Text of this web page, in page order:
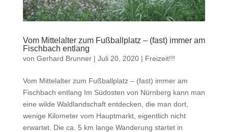
Vom Mittelalter zum Fußballplatz – (fast) immer am
Fischbach entlang
von Gerhard Brunner| Juli 20, 2020| Freizeit!!!
Vom Mittelalter zum Fußballplatz – (fast) immer am
Fischbach entlang Im Südosten von Nürnberg kann man
eine wilde Waldlandschaft entdecken, die man dort,
wenige Kilometer vom Hauptmarkt, eigentlich nicht
erwartet. Die ca. 5 km lange Wanderung startet in